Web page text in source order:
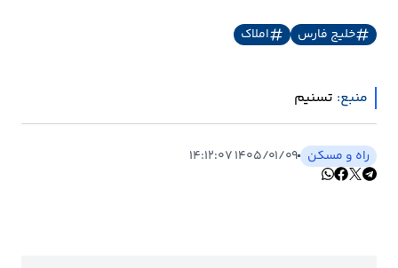
خلیج فارس املاک
منبع: تسنیم
راه و مسکن ۱۴۰۵/۰۱/۰۹ ۱۴:۱۲:۰۷